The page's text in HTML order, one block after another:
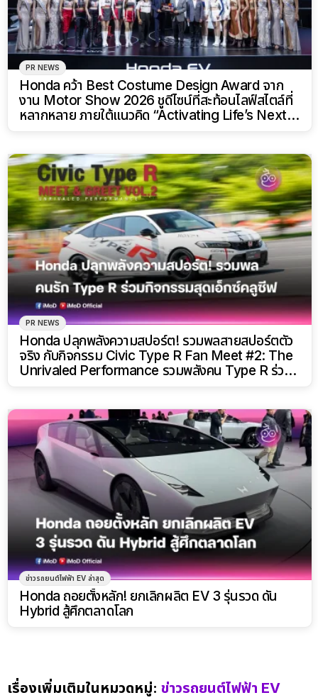
PR NEWS
Honda คว้า Best Costume Design Award จาก
งาน Motor Show 2026 ชูดีไซน์ที่สะท้อนไลฟ์สไตล์ที่
หลากหลาย ภายใต้แนวคิด “Activating Life’s Next
PR NEWS
Honda ปลุกพลังความสปอร์ต! รวมพลสายสปอร์ตตัว
จริง กับกิจกรรม Civic Type R Fan Meet #2: The
Unrivaled Performance รวมพลังคน Type R ร่วม
ข่าวรถยนต์ไฟฟ้า EV ล่าสุด
Honda ถอยตั้งหลัก! ยกเลิกผลิต EV 3 รุ่นรวด ดัน
Hybrid สู้ศึกตลาดโลก
เรื่องเพิ่มเติมในหมวดหมู่: ข่าวรถยนต์ไฟฟ้า EV